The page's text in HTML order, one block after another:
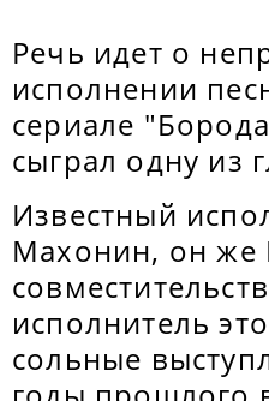
Речь идет о
исполнении
сериале
сыграл одну из
Известный
Махонин, он же
исполнитель
сольные